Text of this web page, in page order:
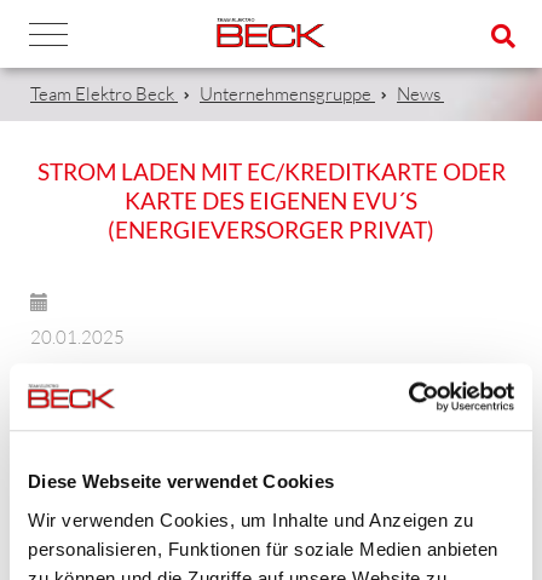
Diese Webseite verwendet Cookies
Wir verwenden Cookies, um Inhalte und Anzeigen zu
personalisieren, Funktionen für soziale Medien anbieten
Team Elektro Beck Unternehmensgruppe News
STROM LADEN MIT EC/KREDITKARTE ODER
KARTE DES EIGENEN EVU´S
(ENERGIEVERSORGER PRIVAT)
20.01.2025
An den Standorten #expert, Nürnberger Str. 111 und
#Beck Automation, Friedrich-Bergius-Ring 1 stehen
Verfügung.
Ob mit Bezahlung mit EC oder Kreditkarte oder Karte des
eigenen EVU´s (Energieversorger PRIVAT) kann hier jeder